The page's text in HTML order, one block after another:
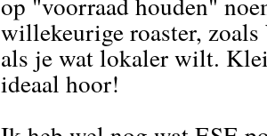
willekeurige roaster,
als je wat lokaler wilt.
ideaal hoor!